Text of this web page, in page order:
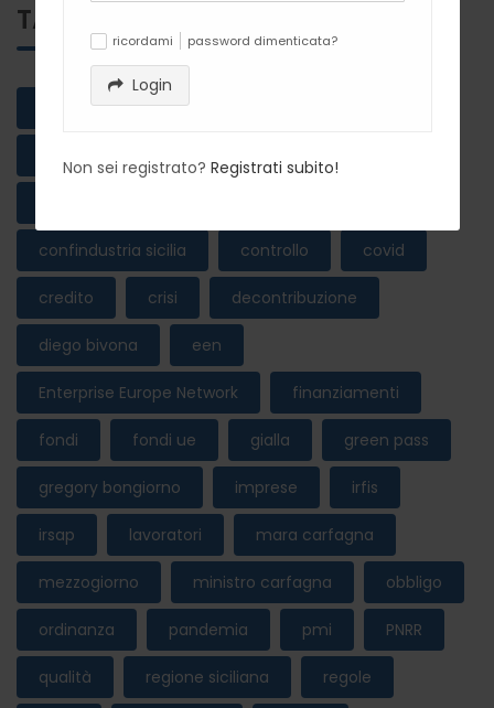
ricordami password dimenticata?
Login
Non sei registrato? Registrati subito!
TAGS
alessandro albanese
attività produttive bando
confindustria sicilia controllo covid
credito crisi decontribuzione
diego bivona een
Enterprise Europe Network finanziamenti
fondi fondi ue gialla green pass
gregory bongiorno imprese irfis
irsap lavoratori mara carfagna
mezzogiorno ministro carfagna obbligo
ordinanza pandemia pmi PNRR
qualità regione siciliana regole